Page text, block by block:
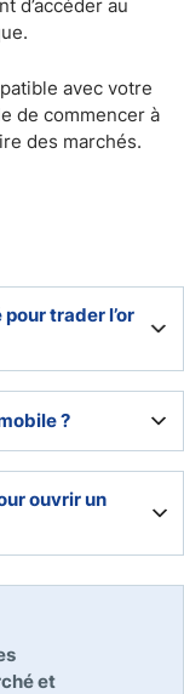
d’accéder au
avec votre
de commencer à
des marchés.
trader l’or
sur le
du compte
?
des positions
ouvrir un
avec un
d’accès.
et